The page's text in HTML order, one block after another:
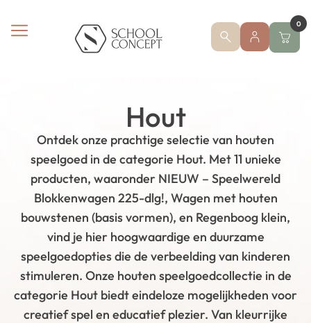
0
Hout
Ontdek onze prachtige selectie van houten
speelgoed in de categorie Hout. Met 11 unieke
producten, waaronder NIEUW – Speelwereld
Blokkenwagen 225-dlg!, Wagen met houten
bouwstenen (basis vormen), en Regenboog klein,
vind je hier hoogwaardige en duurzame
speelgoedopties die de verbeelding van kinderen
stimuleren. Onze houten speelgoedcollectie in de
categorie Hout biedt eindeloze mogelijkheden voor
creatief spel en educatief plezier. Van kleurrijke